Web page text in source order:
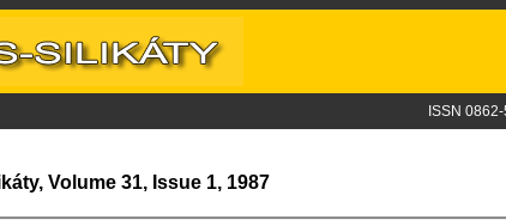
ISSN
Volume 31, Issue 1, 1987